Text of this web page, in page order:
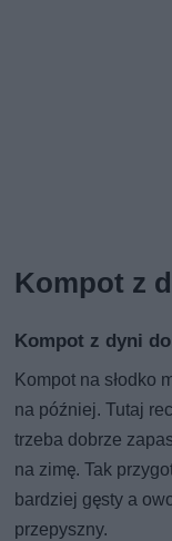
Kompot z
Kompot z dyni
Kompot na słodko
na później. Tutaj
trzeba dobrze
na zimę. Tak
bardziej gęsty a
przepyszny.